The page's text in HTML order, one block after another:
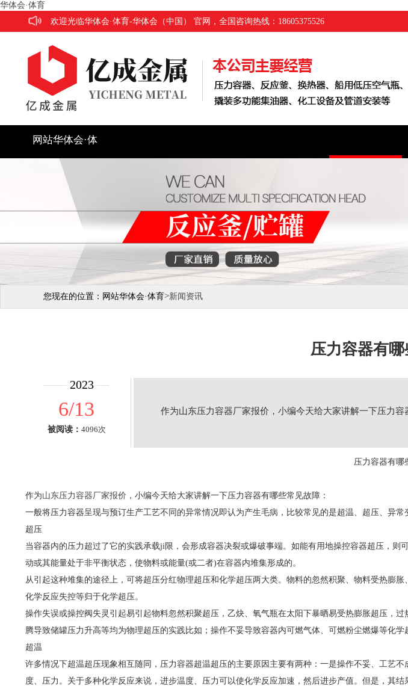
华体会·体育
欢迎光临华体会·体育-华体会（中国） 官网，全国咨询热线：18605375526
网站华体会·体
育
您现在的位置： 网站华体会·体育>新闻资讯
压力容器有哪
2023
6/13
被阅读： 4096次
作为山东压力容器厂家报价，小编今天给大家讲解一下压力容
压力容器有哪
作为山东压力容器厂家报价 ，小编今天给大家讲解一下压力容器有哪些常见故障：
一般将压力容器呈现与预订生产工艺不同的异常情况即认为产生毛病，比较常见的是超温、超压、异
超压
当容器内的压力超过了它的实践承载ji限，会形成容器决裂或爆破事端。如能有用地操控容器超压，
动或其能量处于非平衡状态，使物料或能量(或二者)在容器内堆集形成的。
从引起这种堆集的途径上，可将超压分红物理超压和化学超压两大类。物料的忽然积聚、物料受热膨
化学反应失控等归于化学超压。
操作失误或操控阀失灵引起易引起物料忽然积聚超压，乙炔、氧气瓶在太阳下暴晒易受热膨胀超压，
腾导致储罐压力升高等均为物理超压的实践比如；操作不妥导致容器内可燃气体、可燃粉尘燃爆等化学
超温
许多情况下超温超压现象相互随同，压力容器超温超压的主要原因主要有两种：一是操作不妥、工艺
度、压力。关于多种化学反应来说，进步温度、压力可以使化学反应加速，然后进步产值。但是，其